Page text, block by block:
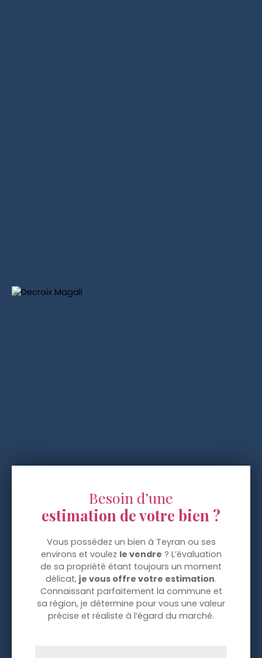
Besoin d’une
estimation de votre bien ?
Vous possédez un bien à Teyran ou ses
environs et voulez le vendre ? L’évaluation
de sa propriété étant toujours un moment
délicat, je vous offre votre estimation.
Connaissant parfaitement la commune et
sa région, je détermine pour vous une valeur
précise et réaliste à l’égard du marché.